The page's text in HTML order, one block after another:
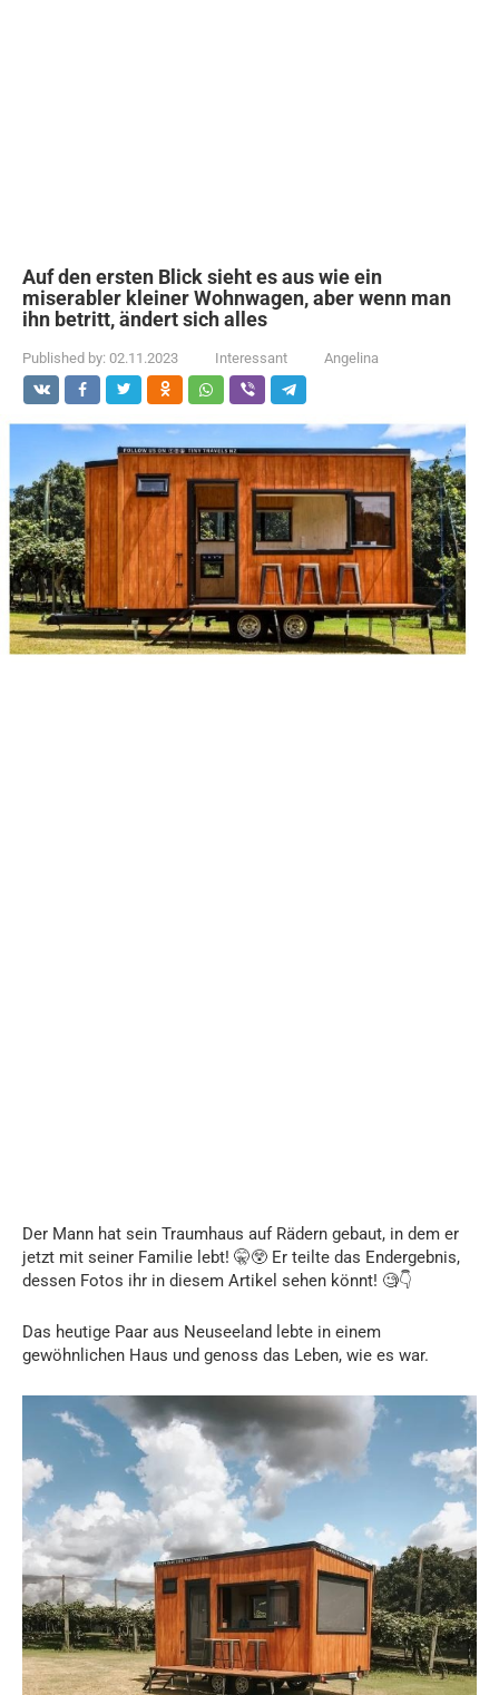
Auf den ersten Blick sieht es aus wie ein
miserabler kleiner Wohnwagen, aber wenn man
ihn betritt, ändert sich alles
Published by: 02.11.2023 Interessant Angelina
Der Mann hat sein Traumhaus auf Rädern gebaut, in dem er
jetzt mit seiner Familie lebt! 🤫😲 Er teilte das Endergebnis,
dessen Fotos ihr in diesem Artikel sehen könnt! 🧐👇
Das heutige Paar aus Neuseeland lebte in einem
gewöhnlichen Haus und genoss das Leben, wie es war.